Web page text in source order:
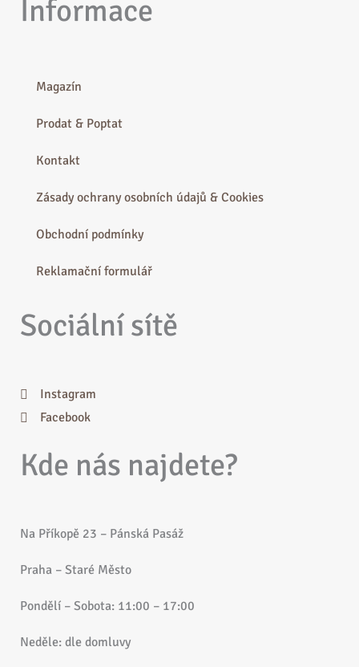
Informace
Magazín
Prodat & Poptat
Kontakt
Zásady ochrany osobních údajů & Cookies
Obchodní podmínky
Reklamační formulář
Sociální sítě
Instagram
Facebook
Kde nás najdete?
Na Příkopě 23 – Pánská Pasáž
Praha – Staré Město
Pondělí – Sobota: 11:00 – 17:00
Neděle: dle domluvy